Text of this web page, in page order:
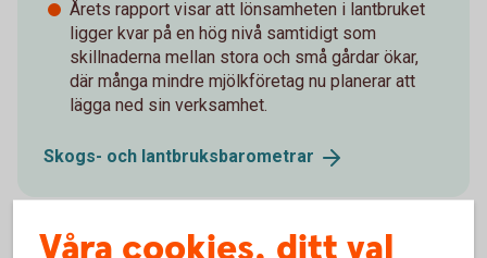
Årets rapport visar att lönsamheten i lantbruket
ligger kvar på en hög nivå samtidigt som
skillnaderna mellan stora och små gårdar ökar,
där många mindre mjölkföretag nu planerar att
lägga ned sin verksamhet.
Skogs- och lantbruksbarometrar